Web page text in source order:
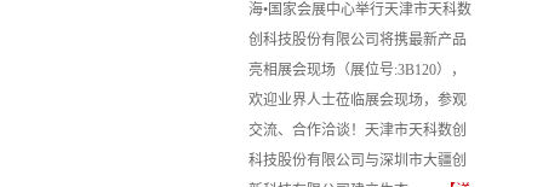
海•国家会展中心举行天津市天科数
创科技股份有限公司将携最新产品
亮相展会现场（展位号:3B120），
欢迎业界人士莅临展会现场，参观
交流、合作洽谈！天津市天科数创
科技股份有限公司与深圳市大疆创